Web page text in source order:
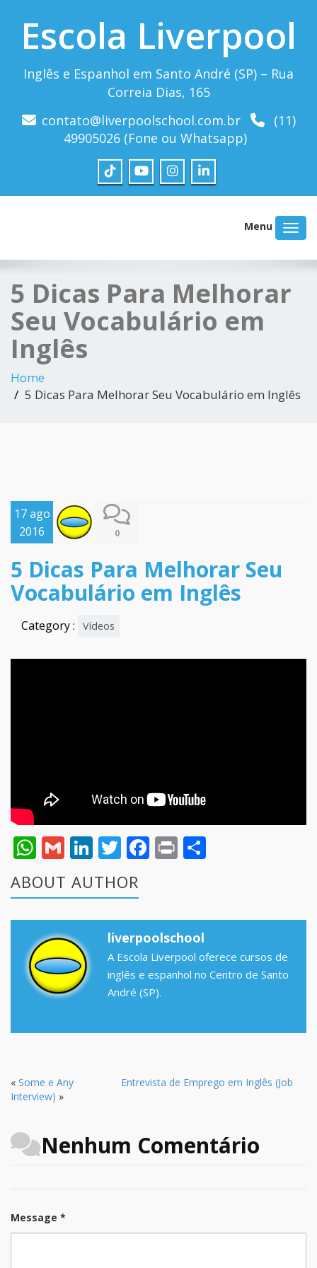
Escola Liverpool
Inglês e Espanhol em Santo André (SP) – Rua
Correia Dias, 165
contato@liverpoolschool.com.br
(11)
49905026 (Fone ou Whatsapp)
Menu
5 Dicas Para Melhorar
Seu Vocabulário em
Inglês
Home
5 Dicas Para Melhorar Seu Vocabulário em Inglês
17 ago
2016
0
5 Dicas Para Melhorar Seu
Vocabulário em Inglês
Category : Vídeos
WhatsApp
GmailLinkedIn
Twitter
Facebook
Print
ABOUT AUTHOR
liverpoolschool
A Escola Liverpool oferece cursos de
inglês e espanhol no Centro de Santo
André (SP).
« Some e Any
Entrevista de Emprego em Inglês (Job
Interview) »
Nenhum Comentário
Message *